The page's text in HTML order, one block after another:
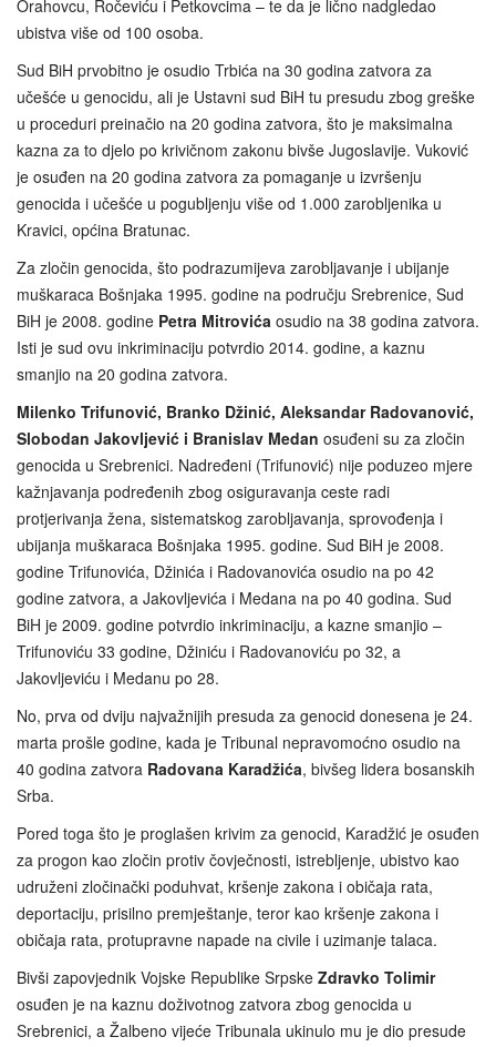
Orahovcu, Ročeviću i Petkovcima – te da je lično nadgledao
ubistva više od 100 osoba.
Sud BiH prvobitno je osudio Trbića na 30 godina zatvora za
učešće u genocidu, ali je Ustavni sud BiH tu presudu zbog greške
u proceduri preinačio na 20 godina zatvora, što je maksimalna
kazna za to djelo po krivičnom zakonu bivše Jugoslavije. Vuković
je osuđen na 20 godina zatvora za pomaganje u izvršenju
genocida i učešće u pogubljenju više od 1.000 zarobljenika u
Kravici, općina Bratunac.
Za zločin genocida, što podrazumijeva zarobljavanje i ubijanje
muškaraca Bošnjaka 1995. godine na području Srebrenice, Sud
BiH je 2008. godine Petra Mitrovića osudio na 38 godina zatvora.
Isti je sud ovu inkriminaciju potvrdio 2014. godine, a kaznu
smanjio na 20 godina zatvora.
Milenko Trifunović, Branko Džinić, Aleksandar Radovanović,
Slobodan Jakovljević i Branislav Medan osuđeni su za zločin
genocida u Srebrenici. Nadređeni (Trifunović) nije poduzeo mjere
kažnjavanja podređenih zbog osiguravanja ceste radi
protjerivanja žena, sistematskog zarobljavanja, sprovođenja i
ubijanja muškaraca Bošnjaka 1995. godine. Sud BiH je 2008.
godine Trifunovića, Džinića i Radovanovića osudio na po 42
godine zatvora, a Jakovljevića i Medana na po 40 godina. Sud
BiH je 2009. godine potvrdio inkriminaciju, a kazne smanjio –
Trifunoviću 33 godine, Džiniću i Radovanoviću po 32, a
Jakovljeviću i Medanu po 28.
No, prva od dviju najvažnijih presuda za genocid donesena je 24.
marta prošle godine, kada je Tribunal nepravomoćno osudio na
40 godina zatvora Radovana Karadžića, bivšeg lidera bosanskih
Srba.
Pored toga što je proglašen krivim za genocid, Karadžić je osuđen
za progon kao zločin protiv čovječnosti, istrebljenje, ubistvo kao
udruženi zločinački poduhvat, kršenje zakona i običaja rata,
deportaciju, prisilno premještanje, teror kao kršenje zakona i
običaja rata, protupravne napade na civile i uzimanje talaca.
Bivši zapovjednik Vojske Republike Srpske Zdravko Tolimir
osuđen je na kaznu doživotnog zatvora zbog genocida u
Srebrenici, a Žalbeno vijeće Tribunala ukinulo mu je dio presude